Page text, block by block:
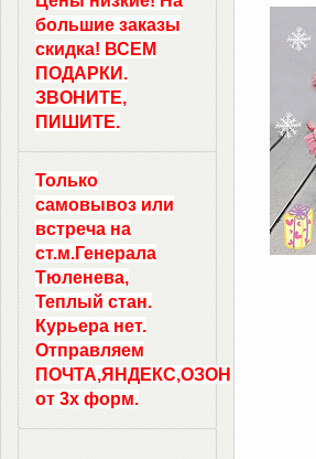
большие заказы
скидка! ВСЕМ
ПОДАРКИ.
ЗВОНИТЕ,
ПИШИТЕ.
Только
самовывоз или
встреча на
ст.м.Генерала
Тюленева,
Теплый стан.
Курьера нет.
Отправляем
ПОЧТА,ЯНДЕКС,ОЗОН
от 3х форм.